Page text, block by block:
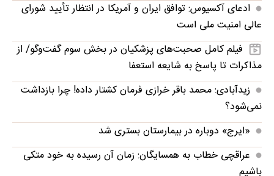
ادعای آکسیوس: توافق ایران و آمریکا در انتظار تأیید شورای
عالی امنیت ملی است
فیلم کامل صحبت‌های پزشکیان در بخش سوم گفت‌وگو/ از
مذاکرات تا پاسخ به شایعه استعفا
زیدآبادی: محمد باقر خرازی فرمان کشتار داده! چرا بازداشت
نمی‌شود؟
«ایرج» دوباره در بیمارستان بستری شد
عراقچی خطاب به همسایگان: زمان آن رسیده به خود متکی
باشیم